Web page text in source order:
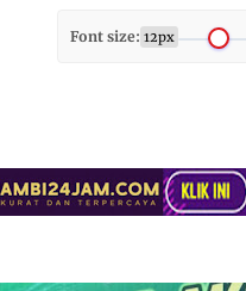
Font size: 12px